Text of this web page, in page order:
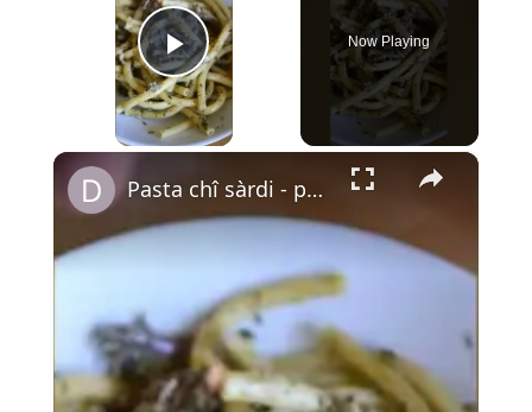
Play Video
Now Playing
×
Pasta chî sàrdi - pâtes aux sardines